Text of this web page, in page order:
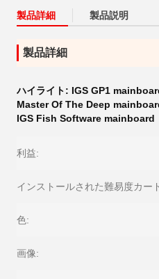
製品詳細 製品説明
製品詳細
ハイライト: IGS GP1
Master Of The Deep
IGS Fish Software mainboard
利益:
インストールされた難易度カー
色:
画像: